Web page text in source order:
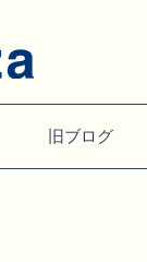
旧ブログ